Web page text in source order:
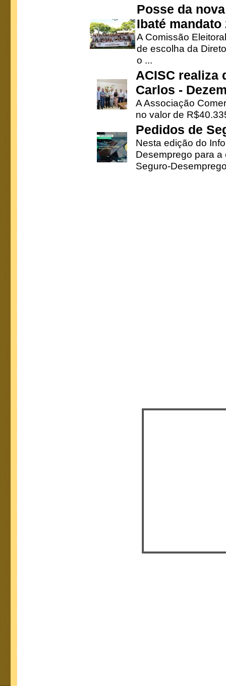
Posse da
Ibaté mandato
A Comissão
de escolha da
o ...
ACISC realiza
Carlos -
A Associação
no valor de
Pedidos de
Nesta edição do
Desemprego para
Seguro-